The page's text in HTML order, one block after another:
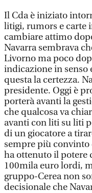
Il Cda è iniziato
litigi, rumors e carte
cambiare attimo
Navarra sembrava
Livorno ma poco
indicazione in senso
questa la certezza.
presidente. Oggi è
porterà avanti la
che qualcosa va
avanti con liti su liti
di un giocatore a
sempre più convinto
ha ottenuto il potere
100mila euro lordi,
gruppo-Cerea non
decisionale che